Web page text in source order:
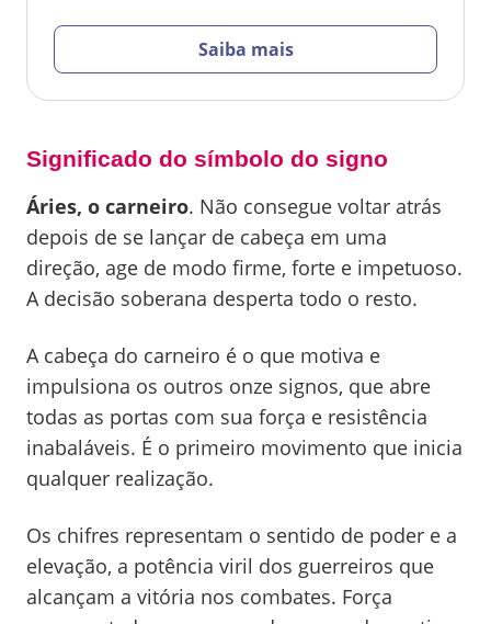
Saiba mais
Significado do símbolo do signo
Áries, o carneiro. Não consegue voltar atrás
depois de se lançar de cabeça em uma
direção, age de modo firme, forte e impetuoso.
A decisão soberana desperta todo o resto.
A cabeça do carneiro é o que motiva e
impulsiona os outros onze signos, que abre
todas as portas com sua força e resistência
inabaláveis. É o primeiro movimento que inicia
qualquer realização.
Os chifres representam o sentido de poder e a
elevação, a potência viril dos guerreiros que
alcançam a vitória nos combates. Força